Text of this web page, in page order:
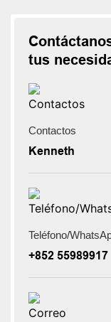
tus
Contactos
Kenneth
Teléfono/
+852 55989917